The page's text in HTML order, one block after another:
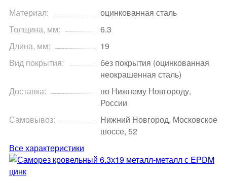
Материал:
оцинкованная сталь
Толщина, мм:
6.3
Длина, мм:
19
Вид покрытия:
без покрытия (оцинкованная
неокрашенная сталь)
Доставка:
по Нижнему Новгороду,
России
Самовывоз:
Нижний Новгород, Московское
шоссе, 52
Все характеристики